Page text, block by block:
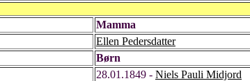
Mamma
Ellen Pedersdatter
Børn
28.01.1849 - Niels Pauli Midjord